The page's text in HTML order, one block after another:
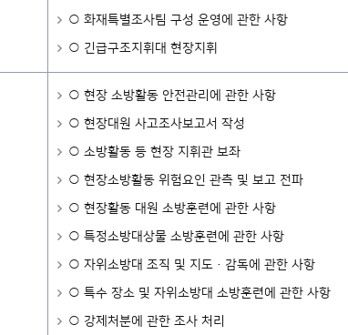
○ 화재특별조사팀 구성 운영에 관한 사항
○ 긴급구조지휘대 현장지휘
○ 현장 소방활동 안전관리에 관한 사항
○ 현장대원 사고조사보고서 작성
○ 소방활동 등 현장 지휘관 보좌
○ 현장소방활동 위험요인 관측 및 보고 전파
○ 현장활동 대원 소방훈련에 관한 사항
○ 특정소방대상물 소방훈련에 관한 사항
○ 자위소방대 조직 및 지도·감독에 관한 사항
○ 특수 장소 및 자위소방대 소방훈련에 관한 사항
○ 강제처분에 관한 조사 처리